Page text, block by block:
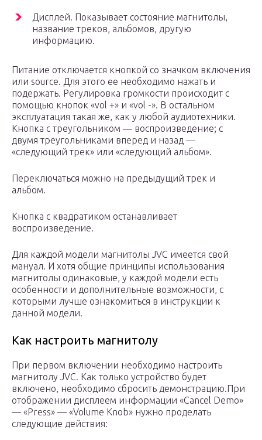
Дисплей. Показывает состояние магнитолы,
название треков, альбомов, другую
информацию.
Питание отключается кнопкой со значком включения
или source. Для этого ее необходимо нажать и
подержать. Регулировка громкости происходит с
помощью кнопок «vol +» и «vol -». В остальном
эксплуатация такая же, как у любой аудиотехники.
Кнопка с треугольником — воспроизведение; с
двумя треугольниками вперед и назад —
«следующий трек» или «следующий альбом».
Переключаться можно на предыдущий трек и
альбом.
Кнопка с квадратиком останавливает
воспроизведение.
Для каждой модели магнитолы JVC имеется свой
мануал. И хотя общие принципы использования
магнитолы одинаковые, у каждой модели есть
особенности и дополнительные возможности, с
которыми лучше ознакомиться в инструкции к
данной модели.
Как настроить магнитолу
При первом включении необходимо настроить
магнитолу JVC. Как только устройство будет
включено, необходимо сбросить демонстрацию.При
отображении дисплеем информации «Cancel Demo»
— «Press» — «Volume Knob» нужно проделать
следующие действия: